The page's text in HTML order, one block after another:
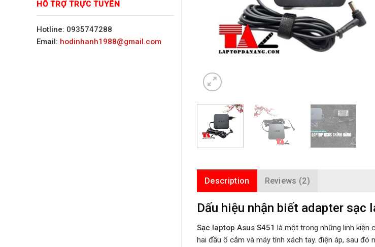
HỖ TRỢ TRỰC TUYẾN
Hotline: 0935747288
Email: hodinhanh1988@gmail.com
Description Reviews (2)
Dấu hiệu nhận biết adapter
Sạc laptop Asus S451
là một trong những linh kiện
hai đầu ổ cắm và máy tính xách tay. điện áp, sau